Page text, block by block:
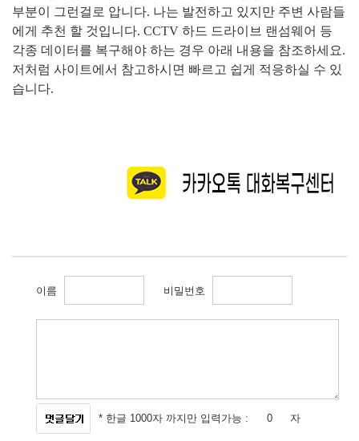
부분이 그런걸로 압니다. 나는 발전하고 있지만 주변 사람들
에게 추천 할 것입니다. CCTV 하드 드라이브 랜섬웨어 등
각종 데이터를 복구해야 하는 경우 아래 내용을 참조하세요.
저처럼 사이트에서 참고하시면 빠르고 쉽게 적응하실 수 있
습니다.
이름 비밀번호
* 한글 1000자 까지만 입력가능 : 자